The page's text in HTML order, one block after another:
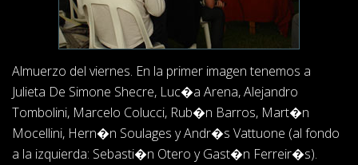
Almuerzo del viernes. En la primer imagen tenemos a
Julieta De Simone Shecre, Luc�a Arena, Alejandro
Tombolini, Marcelo Colucci, Rub�n Barros, Mart�n
Mocellini, Hern�n Soulages y Andr�s Vattuone (al fondo
a la izquierda: Sebasti�n Otero y Gast�n Ferreir�s).